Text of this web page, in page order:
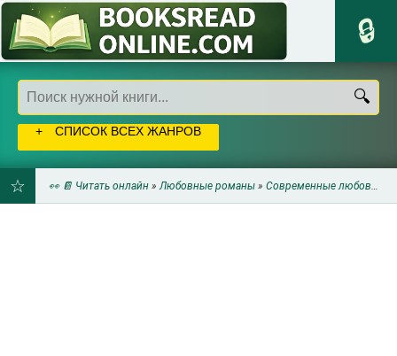
СПИСОК ВСЕХ ЖАНРОВ
👀 📔 Читать онлайн »Любовные романы » Современные любовные романы